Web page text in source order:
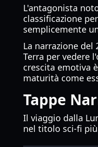
L'antagonista
classificazione
semplicemente
La narrazione del
Terra per vedere
crescita emotiva
maturità come
Tappe
Il viaggio dalla
nel titolo sci-fi